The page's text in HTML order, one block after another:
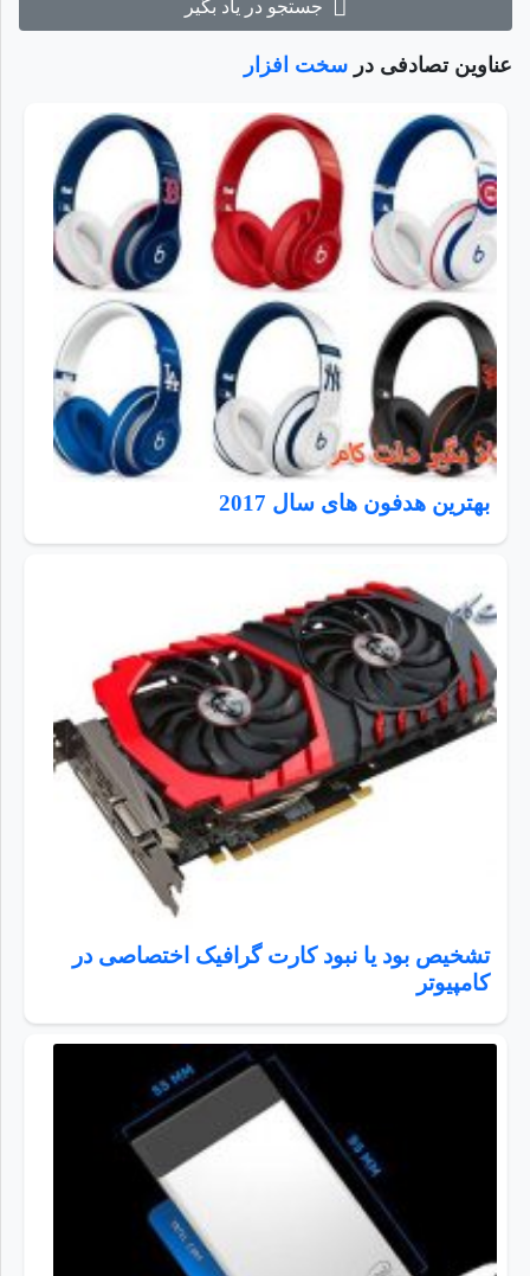
جستجو در یاد بگیر
عناوین تصادفی در سخت افزار
بهترین هدفون های سال 2017
تشخیص بود یا نبود کارت گرافیک اختصاصی در
کامپیوتر